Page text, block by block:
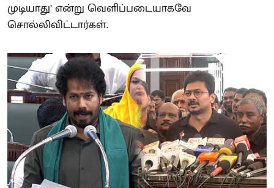
முடியாது’ என்று வெளிப்படையாகவே
சொல்லிவிட்டார்கள்.